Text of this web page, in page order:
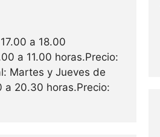
a 18.00
a 11.00 horas.Precio:
Martes y Jueves de
a 20.30 horas.Precio: